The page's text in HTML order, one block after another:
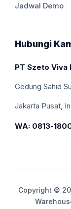
Jadwal Demo
Hubungi
PT Szeto Viva
Gedung Sahid
Jakarta Pusat,
WA: 0813-
Copyright ©